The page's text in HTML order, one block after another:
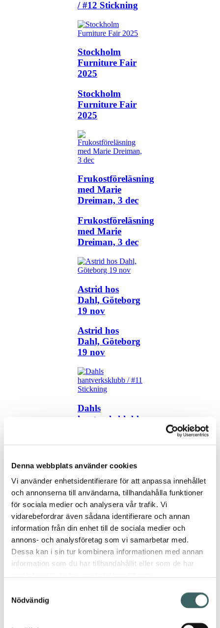
Denna webbplats använder cookies
Vi använder enhetsidentifierare för att anpassa innehållet
och annonserna till användarna, tillhandahålla funktioner
för sociala medier och analysera vår trafik. Vi
vidarebefordrar även sådana identifierare och annan
information från din enhet till de sociala medier och
annons- och analysföretag som vi samarbetar med.
Dessa kan i sin tur kombinera informationen med annan
information som du har tillhandahållit eller som de har
Nödvändig
/ #12 Stickning
Stockholm
Furniture Fair
2025
Stockholm
Furniture Fair
2025
Frukostföreläsning
med Marie
Dreiman, 3 dec
Frukostföreläsning
med Marie
Dreiman, 3 dec
Astrid hos
Dahl, Göteborg
19 nov
Astrid hos
Dahl, Göteborg
19 nov
Dahls
hantverksklubb
hantverksklubb
/ #11 Stickning
Dahls
Helgmarknad,
12-13 oktober
Dahls
Helgmarknad,